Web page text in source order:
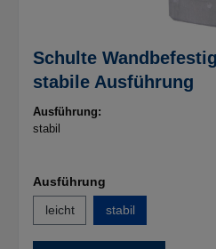
Schulte
stabile Ausführung
Ausführung:
stabil
Ausführung
leicht
stabil